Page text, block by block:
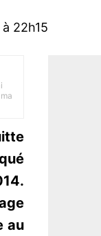
22h15
au